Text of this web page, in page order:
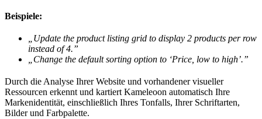
Beispiele:
„Update the product listing grid to display 2 products per row
instead of 4.”
„Change the default sorting option to ‘Price, low to high’.”
Durch die Analyse Ihrer Website und vorhandener visueller
Ressourcen erkennt und kartiert Kameleoon automatisch Ihre
Markenidentität, einschließlich Ihres Tonfalls, Ihrer Schriftarten,
Bilder und Farbpalette.